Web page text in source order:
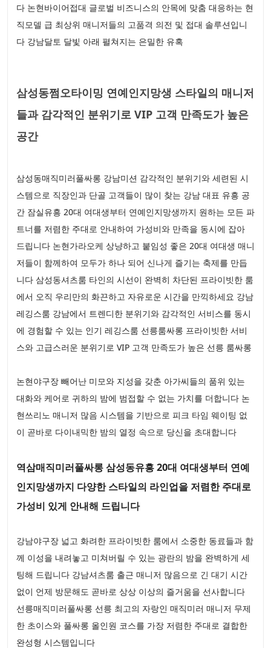
다 논현바이어접대 글로벌 비즈니스의 안목에 맞춤 대응하는 현
직모델 급 최상위 매니저들의 고품격 의전 및 접대 솔루션입니
다 강남달토 달빛 아래 펼쳐지는 은밀한 유혹
삼성동쩜오타이밍 연예인지망생 스타일의 매니저
들과 감각적인 분위기로 VIP 고객 만족도가 높은
공간
삼성동매직미러풀싸롱 강남미션 감각적인 분위기와 세련된 시
스템으로 직장인과 단골 고객들이 많이 찾는 강남 대표 유흥 공
간 잠실유흥 20대 여대생부터 연예인지망생까지 원하는 모든 파
트너를 저렴한 주대로 안내하여 가성비와 만족을 동시에 잡아
드립니다 논현가라오케 상냥하고 붙임성 좋은 20대 여대생 매니
저들이 함께하여 모두가 하나 되어 신나게 즐기는 축제를 만듭
니다 삼성동셔츠룸 타인의 시선이 완벽히 차단된 프라이빗한 룸
에서 오직 우리만의 화끈하고 자유로운 시간을 만끽하세요 강남
레깅스룸 강남에서 트렌디한 분위기와 감각적인 서비스를 동시
에 경험할 수 있는 인기 레깅스룸 선릉룸싸롱 프라이빗한 서비
스와 고급스러운 분위기로 VIP 고객 만족도가 높은 선릉 룸싸롱
논현야구장 빼어난 미모와 지성을 갖춘 아가씨들의 품위 있는
대화와 케어로 귀하의 밤에 범접할 수 없는 가치를 더합니다 논
현쓰리노 매니저 많음 시스템을 기반으로 피크 타임 웨이팅 없
이 곧바로 다이내믹한 밤의 열정 속으로 당신을 초대합니다
역삼매직미러풀싸롱 삼성동유흥 20대 여대생부터 연예
인지망생까지 다양한 스타일의 라인업을 저렴한 주대로
가성비 있게 안내해 드립니다
강남야구장 넓고 화려한 프라이빗한 룸에서 소중한 동료들과 함
께 이성을 내려놓고 미쳐버릴 수 있는 광란의 밤을 완벽하게 세
팅해 드립니다 강남셔츠룸 출근 매니저 많음으로 긴 대기 시간
없이 언제 방문해도 곧바로 상상 이상의 즐거움을 선사합니다
선릉매직미러풀싸롱 선릉 최고의 자랑인 매직미러 매니저 무제
한 초이스와 풀싸롱 올인원 코스를 가장 저렴한 주대로 결합한
완성형 시스템입니다